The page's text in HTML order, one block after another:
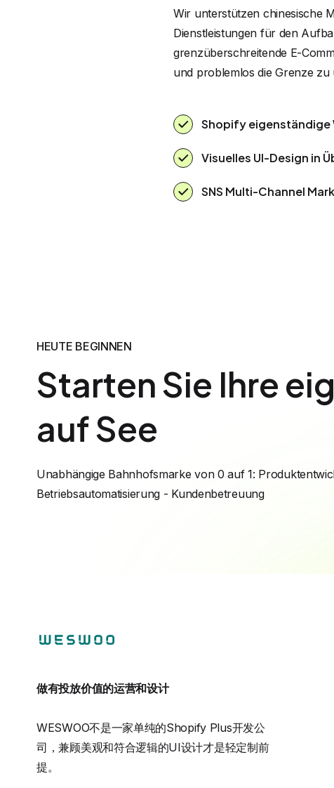
Wir unterstützen chinesische
Dienstleistungen für den
grenzüberschreitende E-
und problemlos die Grenze zu
Shopify eigenständige
Visuelles UI-Design in
SNS Multi-Channel
HEUTE BEGINNEN
Starten Sie Ihre
auf See
Unabhängige Bahnhofsmarke von 0 auf 1:
Betriebsautomatisierung - Kundenbetreuung
做有投放价值的运营和设计
WESWOO不是一家单纯的Shopify Plus开发公
司，兼顾美观和符合逻辑的UI设计才是轻定制前
提。